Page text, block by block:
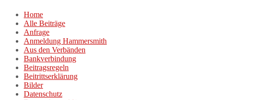
Home
Alle Beiträge
Anfrage
Anmeldung Hammersmith
Aus den Verbänden
Bankverbindung
Beitragsregeln
Beitrittserklärung
Bilder
Datenschutz